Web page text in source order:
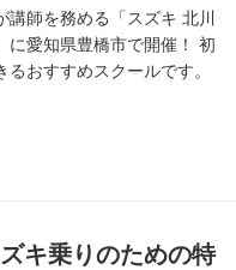
師を務める「スズキ 北川
に愛知県豊橋市で開催！ 初
おすすめスクールです。
キ乗りのための特